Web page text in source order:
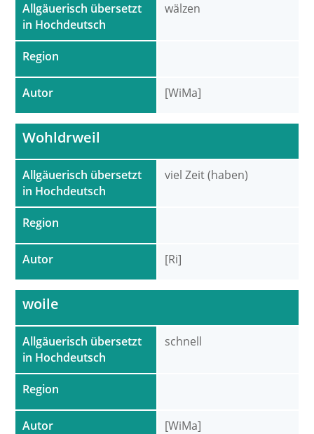
Allgäuerisch übersetzt
in Hochdeutsch
Region
Autor
wälzen
[WiMa]
Allgäuerisch übersetzt
in Hochdeutsch
Region
Autor
Wohldrweil
viel Zeit (haben)
[Ri]
Allgäuerisch übersetzt
in Hochdeutsch
Region
Autor
woile
schnell
[WiMa]